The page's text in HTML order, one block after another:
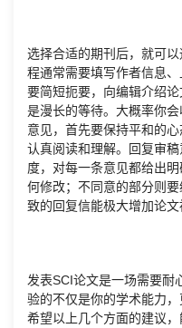
选择合适的期刊后，就可
程通常需要填写作者信息
要简短扼要，向编辑介绍
是漫长的等待。大概率你
意见，首先要保持平和的
认真阅读和理解。回复审
度，对每一条意见都给出
何修改；不同意的部分则
致的回复信能极大增加论文
发表SCI论文是一场需要耐
验的不仅是你的学术能力，
希望以上几个方面的建议